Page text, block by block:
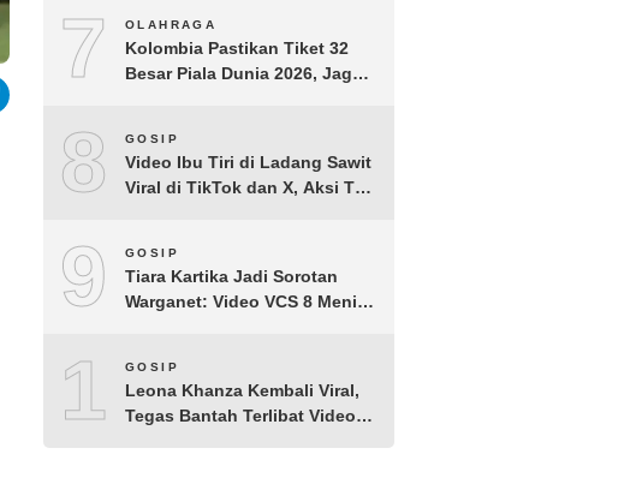
7 OLAHRAGA
Kolombia Pastikan Tiket 32
Besar Piala Dunia 2026, Jaga
8 GOSIP
Video Ibu Tiri di Ladang Sawit
Viral di TikTok dan X, Aksi Tak
9 GOSIP
Tiara Kartika Jadi Sorotan
Warganet: Video VCS 8 Menit
10
GOSIP
Leona Khanza Kembali Viral,
Tegas Bantah Terlibat Video